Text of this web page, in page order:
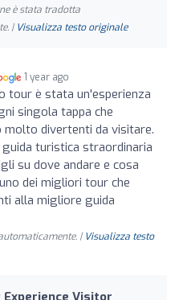
è stata tradotta
| Visualizza testo originale
1 year ago
tour è stata un'esperienza
singola tappa che
divertenti da visitare.
turistica straordinaria
su dove andare e cosa
dei migliori tour che
alla migliore guida
| Visualizza testo
Visitor